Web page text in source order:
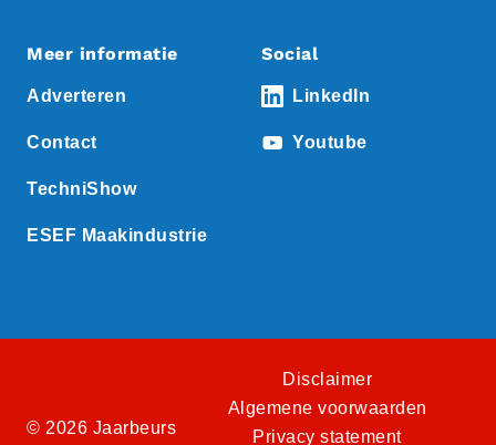
Meer informatie
Adverteren
Contact
TechniShow
ESEF Maakindustrie
Social
LinkedIn
Youtube
© 2026 Jaarbeurs
Disclaimer
Algemene voorwaarden
Privacy statement